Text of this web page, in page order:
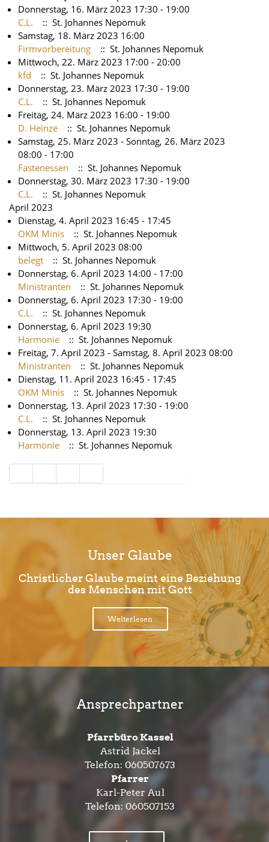
Donnerstag, 16. März 2023 17:30 - 19:00
C.L.
:: St. Johannes Nepomuk
Samstag, 18. März 2023 16:00
Firmvorbereitung
:: St. Johannes Nepomuk
Mittwoch, 22. März 2023 17:00 - 20:00
kfd
:: St. Johannes Nepomuk
Donnerstag, 23. März 2023 17:30 - 19:00
C.L.
:: St. Johannes Nepomuk
Freitag, 24. März 2023 16:00 - 19:00
D. Heinze
:: St. Johannes Nepomuk
Samstag, 25. März 2023 - Sonntag, 26. März 2023
08:00 - 17:00
Fastenessen
:: St. Johannes Nepomuk
Donnerstag, 30. März 2023 17:30 - 19:00
C.L.
:: St. Johannes Nepomuk
April 2023
Dienstag, 4. April 2023 16:45 - 17:45
OKM Minis
:: St. Johannes Nepomuk
Mittwoch, 5. April 2023 08:00
belegt
:: St. Johannes Nepomuk
Donnerstag, 6. April 2023 14:00 - 17:00
Ministranten
:: St. Johannes Nepomuk
Donnerstag, 6. April 2023 17:30 - 19:00
C.L.
:: St. Johannes Nepomuk
Donnerstag, 6. April 2023 19:30
Harmonie
:: St. Johannes Nepomuk
Freitag, 7. April 2023 - Samstag, 8. April 2023 08:00
Ministranten
:: St. Johannes Nepomuk
Dienstag, 11. April 2023 16:45 - 17:45
OKM Minis
:: St. Johannes Nepomuk
Donnerstag, 13. April 2023 17:30 - 19:00
C.L.
:: St. Johannes Nepomuk
Donnerstag, 13. April 2023 19:30
Harmonie
:: St. Johannes Nepomuk
Limite der Paginierungsliste
Unser Glaube
Christlicher Glaube meint eine Beziehung
des Menschen mit Gott
Weiterlesen
Ansprechpartner
Pfarrbüro Kassel
Astrid Jackel
Telefon: 060507673
Pfarrer
Karl-Peter Aul
Telefon: 060507153